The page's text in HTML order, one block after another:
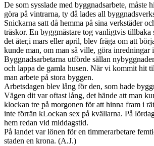
De som sysslade med byggnadsarbete, måste
göra på vintrarna, ty då lades all
Snickarna satt då hemma på sina verkstäder
träskor. En byggmästare tog vanligtvis tillbaka
det åter,i mars eller april, blev fråga om att
kunde man, om man så ville, göra inredningar
Byggnadsarbetarna utförde sällan
och lappa de gamla husen. När vi kommit hit
man arbete på stora byggen.
Arbetsdagen blev lång för den, som hade
Vägen dit var oftast lång, det hände att man
klockan tre på morgonen för att hinna fram i
inte förrän kLockan sex på kvällarna. På
hem redan vid middagstid.
På landet var lönen för en timmerarbetare
staden en krona. (A.J.)